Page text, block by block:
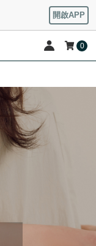
開啟APP
0